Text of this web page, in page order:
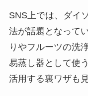
SNS上では、ダイ
法が話題となって
りやフルーツの洗
易蒸し器として使
活用する裏ワザも